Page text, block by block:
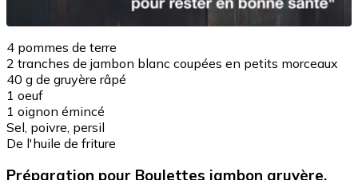
4 pommes de terre
2 tranches de jambon blanc coupées en petits morceaux
40 g de gruyère râpé
1 oeuf
1 oignon émincé
Sel, poivre, persil
De l'huile de friture
Préparation pour Boulettes jambon gruyère,